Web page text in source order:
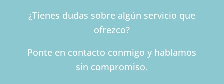
¿Tienes dudas sobre algún servicio que
ofrezco?
Ponte en contacto conmigo y hablamos
sin compromiso.